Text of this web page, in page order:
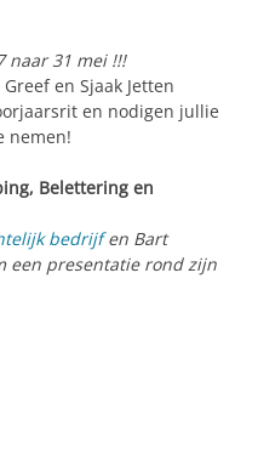
naar 31 mei !!!
en Sjaak Jetten
en nodigen jullie
nemen!
Belettering en
bedrijfen Bart
een presentatie rond zijn